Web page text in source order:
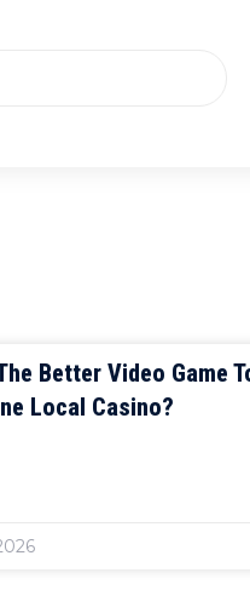
Better Video Game
Local Casino?